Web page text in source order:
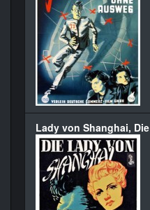
Lady von Shanghai, Die